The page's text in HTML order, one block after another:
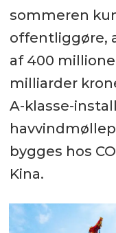
sommeren
offentliggøre,
af 400
milliarder
A-klasse-
bygges hos
Kina.